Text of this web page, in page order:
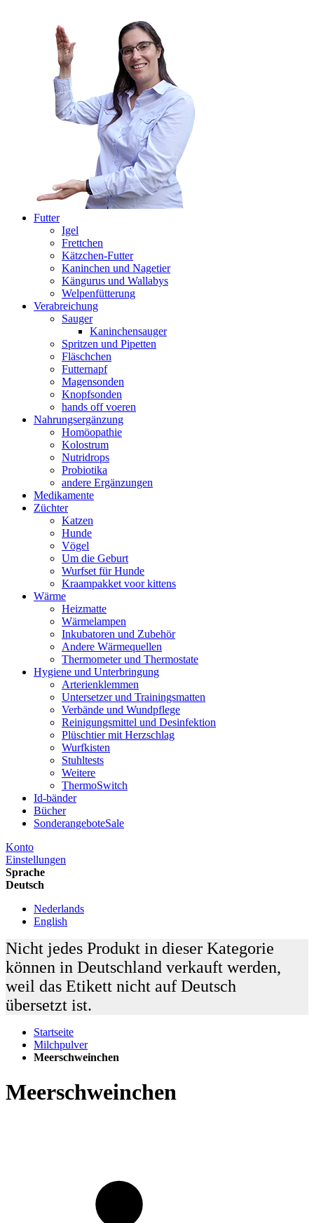
Futter
Igel
Frettchen
Kätzchen-Futter
Kaninchen und Nagetier
Kängurus und Wallabys
Welpenfütterung
Verabreichung
Sauger
Kaninchensauger
Spritzen und Pipetten
Fläschchen
Futternapf
Magensonden
Knopfsonden
hands off voeren
Nahrungsergänzung
Homöopathie
Kolostrum
Nutridrops
Probiotika
andere Ergänzungen
Medikamente
Züchter
Katzen
Hunde
Vögel
Um die Geburt
Wurfset für Hunde
Kraampakket voor kittens
Wärme
Heizmatte
Wärmelampen
Inkubatoren und Zubehör
Andere Wärmequellen
Thermometer und Thermostate
Hygiene und Unterbringung
Arterienklemmen
Untersetzer und Trainingsmatten
Verbände und Wundpflege
Reinigungsmittel und Desinfektion
Plüschtier mit Herzschlag
Wurfkisten
Stuhltests
Weitere
ThermoSwitch
Id-bänder
Bücher
SonderangeboteSale
Konto
Einstellungen
Sprache
Deutsch
Nederlands
English
Nicht jedes Produkt in dieser Kategorie
können in Deutschland verkauft werden,
weil das Etikett nicht auf Deutsch
übersetzt ist.
Startseite
Milchpulver
Meerschweinchen
Meerschweinchen